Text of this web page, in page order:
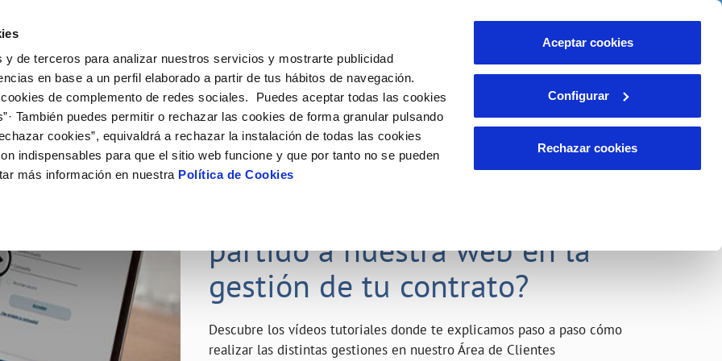
y de terceros para analizar nuestros servicios y mostrarte publicidad
en base a un perfil elaborado a partir de tus hábitos de navegación.
de complemento de redes sociales. Puedes aceptar todas las cookies
También puedes permitir o rechazar las cookies de forma granular pulsando
cookies”, equivaldrá a rechazar la instalación de todas las cookies
indispensables para que el sitio web funcione y que por tanto no se pueden
más información en nuestra Política de Cookies
Aceptar cookies
Configurar
Rechazar cookies
de titular
de suministro
MODIFICACIÓN DE DATOS
Actualizar datos bancarios
Actualizar datos de domicilio
INCIDENCIAS
Comunica anomalías o posibles
VER TODAS LAS GESTIONES
Tu Servicio
AL CLIENTE
contacto
de fuga interior
COMPROMISO DE SERVICIO
Carta de compromisos
Customer Counsel (Defensa del cliente)
Tu Agua
del agua
CUIDADOS DEL AGUA
Consejos de ahorro
Depósitos de reserva
Conócenos
DE GESTIÓN Y CERTIFICADOS
Nuestros compromisos
23 ABR 2020
partido a nuestra web en la
gestión de tu contrato?
Descubre los vídeos tutoriales donde te explicamos paso a paso cómo
realizar las distintas gestiones en nuestro Área de Clientes